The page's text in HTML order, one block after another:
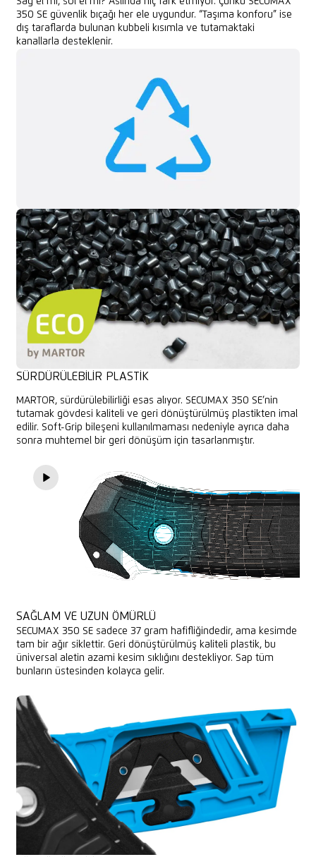
350 SE güvenlik bıçağı her ele uygundur. “Taşıma konforu” ise
dış taraflarda bulunan kubbeli kısımla ve tutamaktaki
kanallarla desteklenir.
SÜRDÜRÜLEBILIR PLASTIK
MARTOR, sürdürülebilirliği esas alıyor. SECUMAX 350 SE’nin
tutamak gövdesi kaliteli ve geri dönüştürülmüş plastikten imal
edilir. Soft-Grip bileşeni kullanılmaması nedeniyle ayrıca daha
sonra muhtemel bir geri dönüşüm için tasarlanmıştır.
SAĞLAM VE UZUN ÖMÜRLÜ
SECUMAX 350 SE sadece 37 gram hafifliğindedir, ama kesimde
tam bir ağır siklettir. Geri dönüştürülmüş kaliteli plastik, bu
üniversal aletin azami kesim sıklığını destekliyor. Sap tüm
bunların üstesinden kolayca gelir.